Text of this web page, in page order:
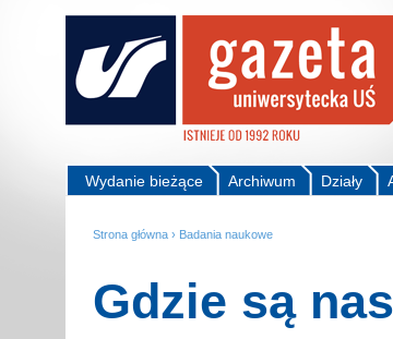
Działy
Archiwum
Wydanie bieżące
Strona główna › Badania naukowe
Gdzie są